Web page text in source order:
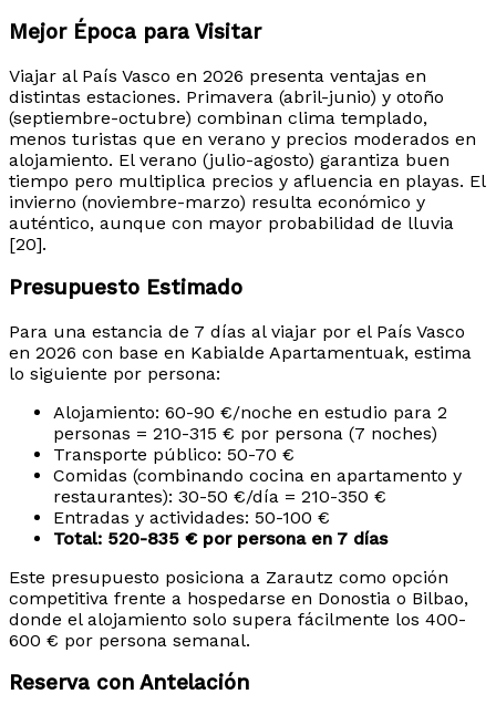
Mejor Época para Visitar
Viajar al País Vasco en 2026 presenta ventajas en
distintas estaciones. Primavera (abril-junio) y otoño
(septiembre-octubre) combinan clima templado,
menos turistas que en verano y precios moderados en
alojamiento. El verano (julio-agosto) garantiza buen
tiempo pero multiplica precios y afluencia en playas. El
invierno (noviembre-marzo) resulta económico y
auténtico, aunque con mayor probabilidad de lluvia
[20].
Presupuesto Estimado
Para una estancia de 7 días al viajar por el País Vasco
en 2026 con base en Kabialde Apartamentuak, estima
lo siguiente por persona:
Alojamiento: 60-90 €/noche en estudio para 2
personas = 210-315 € por persona (7 noches)
Transporte público: 50-70 €
Comidas (combinando cocina en apartamento y
restaurantes): 30-50 €/día = 210-350 €
Entradas y actividades: 50-100 €
Total: 520-835 € por persona en 7 días
Este presupuesto posiciona a Zarautz como opción
competitiva frente a hospedarse en Donostia o Bilbao,
donde el alojamiento solo supera fácilmente los 400-
600 € por persona semanal.
Reserva con Antelación